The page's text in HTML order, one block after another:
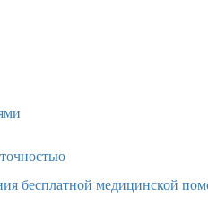
бесплатной медицинской